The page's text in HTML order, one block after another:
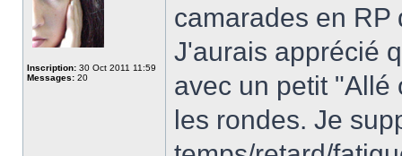
Inscription: 30 Oct 2011 11:59
Messages: 20
camarades en
J'aurais apprécié
avec un petit "Allé
les rondes. Je